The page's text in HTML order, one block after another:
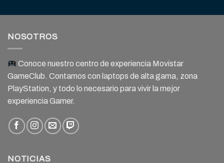
NOSOTROS
Conoce nuestro centro de experiencia Movistar
GameClub. Contamos con laptops de alta gama, zona
PlayStation, y todo lo necesario para vivir la mejor
experiencia Gamer.
NOTICIAS